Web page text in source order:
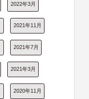
2022年3月
2021年11月
2021年7月
2021年3月
2020年11月